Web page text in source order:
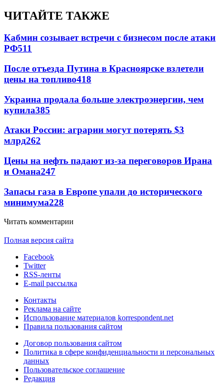
ЧИТАЙТЕ ТАКЖЕ
Кабмин созывает встречи с бизнесом после атаки
РФ511
После отъезда Путина в Красноярске взлетели
цены на топливо418
Украина продала больше электроэнергии, чем
купила385
Атаки России: аграрии могут потерять $3
млрд262
Цены на нефть падают из-за переговоров Ирана
и Омана247
Запасы газа в Европе упали до исторического
минимума228
Читать комментарии
Полная версия сайта
Facebook
Twitter
RSS-ленты
E-mail рассылка
Контакты
Реклама на сайте
Использование материалов korrespondent.net
Правила пользования сайтом
Договор пользования сайтом
Политика в сфере конфиденциальности и персональных
данных
Пользовательское соглашение
Редакция